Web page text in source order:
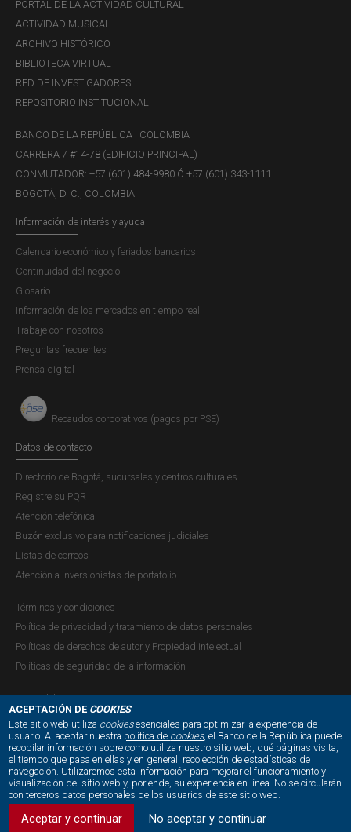
ACEPTACIÓN DE COOKIES
Este sitio web utiliza cookiesesenciales para optimizar la experiencia de
usuario. Al aceptar nuestra política de cookies, el Banco de la República puede
recopilar información sobre como utiliza nuestro sitio web, qué páginas visita,
el tiempo que pasa en ellas y en general, recolección de estadísticas de
navegación. Utilizaremos esta información para mejorar el funcionamiento y
visualización del sitio web y, por ende, su experiencia en línea. No se circularán
con terceros datos personales de los usuarios de este sitio web.
Aceptar y continuar No aceptar y continuar
PORTAL DE LA ACTIVIDAD CULTURAL
ACTIVIDAD MUSICAL
ARCHIVO HISTÓRICO
BIBLIOTECA VIRTUAL
RED DE INVESTIGADORES
REPOSITORIO INSTITUCIONAL
BANCO DE LA REPÚBLICA | COLOMBIA
CARRERA 7 #14-78 (EDIFICIO PRINCIPAL)
CONMUTADOR: +57 (601) 484-9980 Ó +57 (601) 343-1111
BOGOTÁ, D. C., COLOMBIA
Información de interés y ayuda
Calendario económico y feriados bancarios
Continuidad del negocio
Glosario
Información de los mercados en tiempo real
Trabaje con nosotros
Preguntas frecuentes
Prensa digital
Recaudos corporativos (pagos por PSE)
Datos de contacto
Directorio de Bogotá, sucursales y centros culturales
Registre su PQR
Atención telefónica
Buzón exclusivo para notificaciones judiciales
Listas de correos
Atención a inversionistas de portafolio
Términos y condiciones
Política de privacidad y tratamiento de datos personales
Políticas de derechos de autor y Propiedad intelectual
Políticas de seguridad de la información
Mapa del sitio
NUESTRAS REDES SOCIALES: